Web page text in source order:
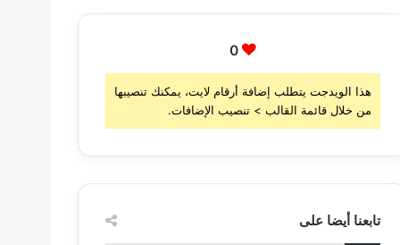
0
هذا الويدجت يتطلب إضافة أرقام لايت، يمكنك تنصيبها
من خلال قائمة القالب > تنصيب الإضافات.
تابعنا أيضا على